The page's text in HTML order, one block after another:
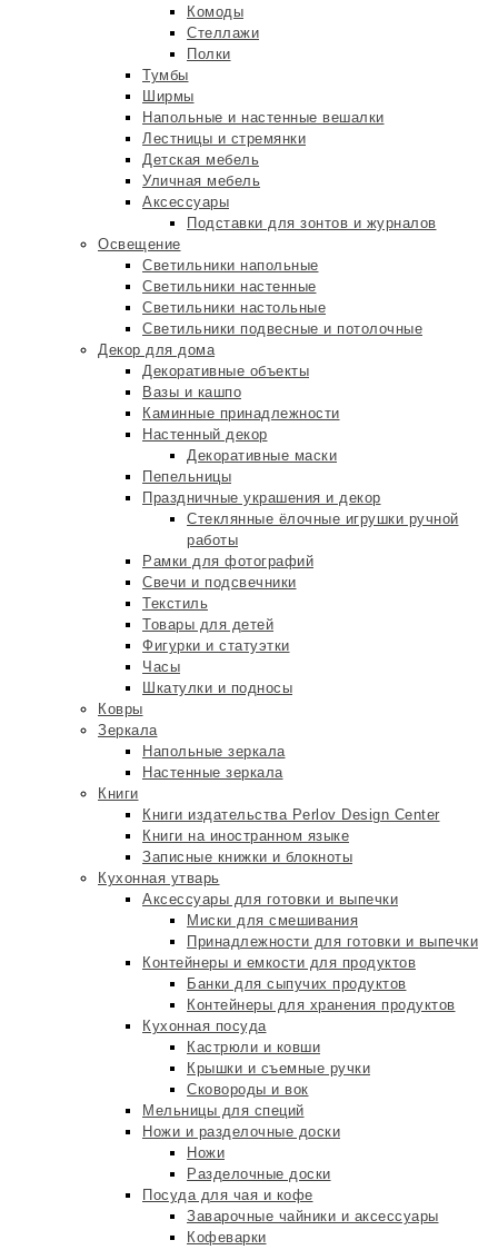
Комоды
Стеллажи
Полки
Тумбы
Ширмы
Напольные и настенные вешалки
Лестницы и стремянки
Детская мебель
Уличная мебель
Аксессуары
Подставки для зонтов и журналов
Освещение
Светильники напольные
Светильники настенные
Светильники настольные
Светильники подвесные и потолочные
Декор для дома
Декоративные объекты
Вазы и кашпо
Каминные принадлежности
Настенный декор
Декоративные маски
Пепельницы
Праздничные украшения и декор
Стеклянные ёлочные игрушки ручной
работы
Рамки для фотографий
Свечи и подсвечники
Текстиль
Товары для детей
Фигурки и статуэтки
Часы
Шкатулки и подносы
Ковры
Зеркала
Напольные зеркала
Настенные зеркала
Книги
Книги издательства Perlov Design Center
Книги на иностранном языке
Записные книжки и блокноты
Кухонная утварь
Аксессуары для готовки и выпечки
Миски для смешивания
Принадлежности для готовки и выпечки
Контейнеры и емкости для продуктов
Банки для сыпучих продуктов
Контейнеры для хранения продуктов
Кухонная посуда
Кастрюли и ковши
Крышки и съемные ручки
Сковороды и вок
Мельницы для специй
Ножи и разделочные доски
Ножи
Разделочные доски
Посуда для чая и кофе
Заварочные чайники и аксессуары
Кофеварки